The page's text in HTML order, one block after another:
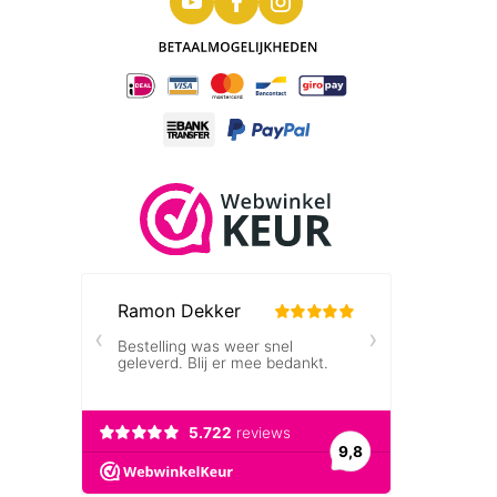
gebruikt als een symbolische
representatie van het land.
George en de Draak Ontwerp door
ontwerp dat oorspronkelijk werd
Benedetto Pistrucci in 1817. Het toont St.
Joris die de draak doorboort en wordt
beschouwd als een meesterwerk van
Het ontwerp op de gouden sovereigns kan
variëren afhankelijk van het heersende
koningschap en de historische periode. Elk
en het culturele erfgoed van deze waardevolle
munten. Het is interessant om door de
geschiedenis te bladeren en de verschillende